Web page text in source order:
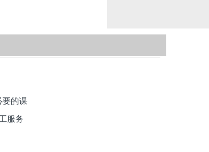
要的课
服务